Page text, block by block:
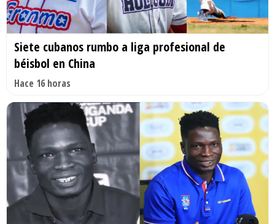
Siete cubanos rumbo a liga profesional de
béisbol en China
Hace 16 horas